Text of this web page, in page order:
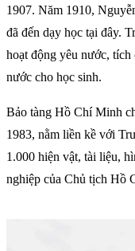
1907. Năm 1910,
đã đến dạy học tại đây.
hoạt động yêu nước,
nước cho học sinh.
Bảo tàng Hồ Chí Minh
1983, nằm liền kề với
1.000 hiện vật, tài liệu,
nghiệp của Chủ tịch Hồ